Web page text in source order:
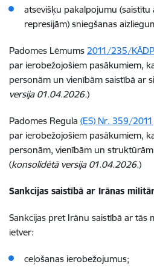
atsevišķu pakalpojumu
represijām) sniegšanas
Padomes Lēmums 2011/235/KĀDP
par ierobežojošiem pasākumiem,
personām un vienībām saistībā ar
versija 01.04.2026.)
Padomes Regula (ES) Nr. 359/2011
par ierobežojošiem pasākumiem,
personām, vienībām un
(konsolidētā versija 01.04.2026.)
Sankcijas saistībā ar Irānas
Sankcijas pret Irānu saistībā ar tās
ietver:
ceļošanas ierobežojumus;